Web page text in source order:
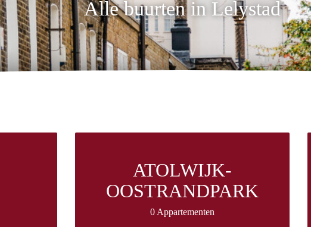
Alle buurten in Lelystad
ATOLWIJK-
OOSTRANDPARK
0 Appartementen